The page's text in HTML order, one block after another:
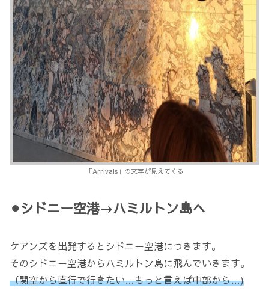
「Arrivals」の文字が見えてくる
⚫︎シドニー空港→ハミルトン島へ
ケアンズを出発するとシドニー空港につきます。
そのシドニー空港からハミルトン島に飛んでいきます。
（関空から直行で行きたい…もっと言えば中部から…)